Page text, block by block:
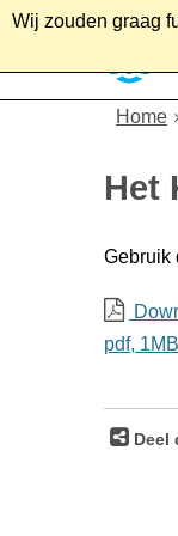
Wij zouden graag
Home
Het
Gebruik
pdf, 1MB
Deel